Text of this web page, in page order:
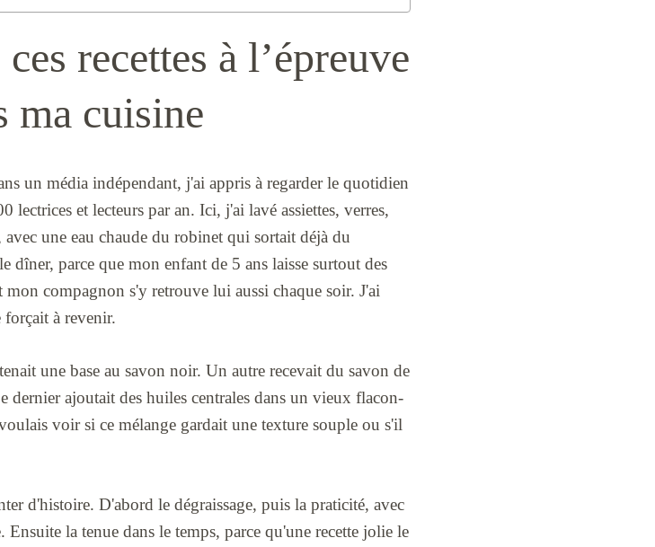
recettes à l’épreuve
ma cuisine
un média indépendant, j'ai appris à regarder le quotidien
lectrices et lecteurs par an. Ici, j'ai lavé assiettes, verres,
une eau chaude du robinet qui sortait déjà du
dîner, parce que mon enfant de 5 ans laisse surtout des
mon compagnon s'y retrouve lui aussi chaque soir. J'ai
forçait à revenir.
une base au savon noir. Un autre recevait du savon de
dernier ajoutait des huiles centrales dans un vieux flacon-
voir si ce mélange gardait une texture souple ou s'il
d'histoire. D'abord le dégraissage, puis la praticité, avec
la tenue dans le temps, parce qu'une recette jolie le